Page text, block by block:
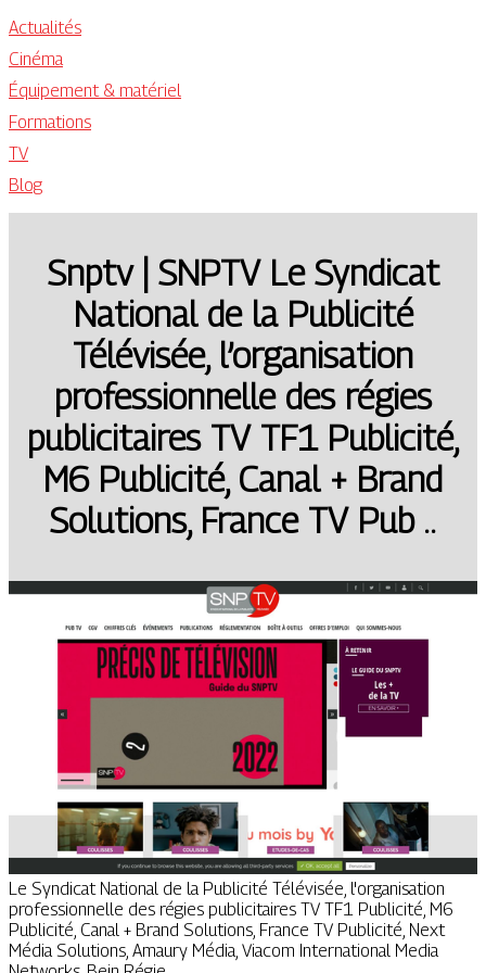
Actualités
Cinéma
Équipement & matériel
Formations
TV
Blog
Snptv | SNPTV Le Syndicat
National de la Publicité
Télévisée, l’or­ganisa­tion
profes­sionnel­le des régies
pub­licitai­res TV TF1 Publicité,
M6 Publicité, Canal + Brand
Solutions, France TV Pub ..
Le Syndicat National de la Publicité Télévisée, l'organisation
professionnelle des régies publicitaires TV TF1 Publicité, M6
Publicité, Canal + Brand Solutions, France TV Publicité, Next
Média Solutions, Amaury Média, Viacom International Media